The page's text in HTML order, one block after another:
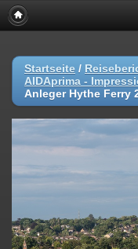
Startseite /
AIDAprima -
Anleger Hythe Ferry